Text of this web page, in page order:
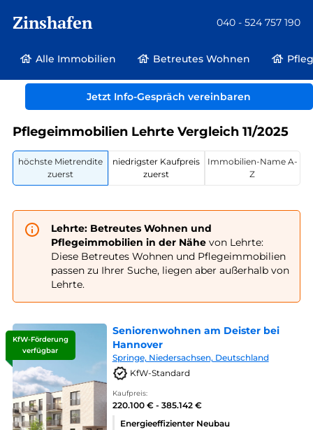
Zinshafen 040 - 524 757 190
Alle Immobilien Betreutes Wohnen
Jetzt Info-Gespräch vereinbaren
Betreutes Wohnen und Pflegeimmobilien Deutschland
Pflegeimmobilien Lehrte Vergleich 11/2025
höchste Mietrendite
zuerst
niedrigster Kaufpreis
zuerst
Immobilien-Name A-
Z
Lehrte: Betreutes Wohnen und
Pflegeimmobilien in der Nähevon Lehrte:
Diese Betreutes Wohnen und Pflegeimmobilien
passen zu Ihrer Suche, liegen aber außerhalb von
Lehrte.
KfW-Förderung
verfügbar
Seniorenwohnen am Deister bei
Hannover
Springe, Niedersachsen, Deutschland
KfW-Standard
Kaufpreis:
220.100 € - 385.142 €
Energieeffizienter Neubau